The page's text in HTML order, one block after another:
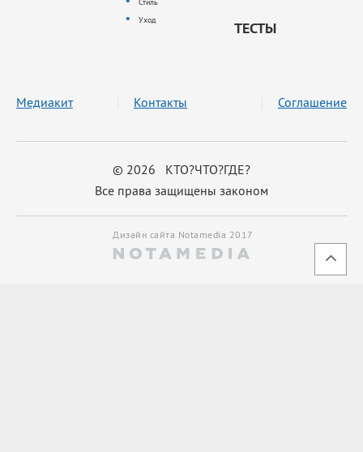
Уход
ТЕСТЫ
© 2026 КТО?ЧТО?ГДЕ?
Все права защищены законом
Медиакит Контакты Соглашение
Дизайн сайта Notamedia 2017